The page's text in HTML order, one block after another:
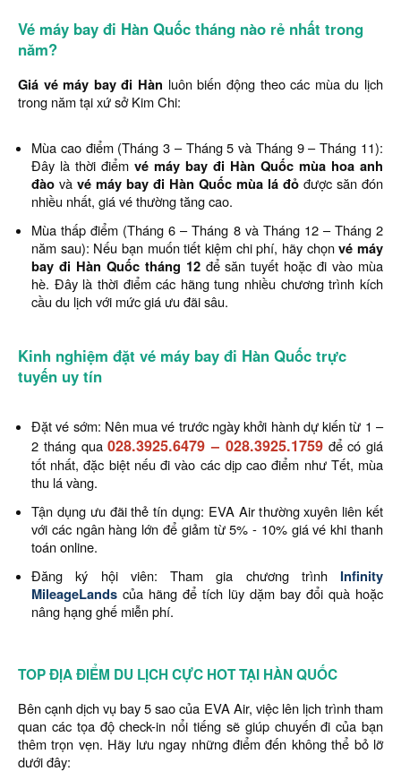
Vé máy bay đi Hàn Quốc tháng nào rẻ nhất trong
năm?
Giá vé máy bay đi Hàn luôn biến động theo các mùa du lịch
trong năm tại xứ sở Kim Chi:
Mùa cao điểm (Tháng 3 – Tháng 5 và Tháng 9 – Tháng 11):
Đây là thời điểm vé máy bay đi Hàn Quốc mùa hoa anh
đào và vé máy bay đi Hàn Quốc mùa lá đỏ được săn đón
nhiều nhất, giá vé thường tăng cao.
Mùa thấp điểm (Tháng 6 – Tháng 8 và Tháng 12 – Tháng 2
năm sau): Nếu bạn muốn tiết kiệm chi phí, hãy chọnvé máy
bay đi Hàn Quốc tháng 12 để săn tuyết hoặc đi vào mùa
hè. Đây là thời điểm các hãng tung nhiều chương trình kích
cầu du lịch với mức giá ưu đãi sâu.
Kinh nghiệm đặt vé máy bay đi Hàn Quốc trực
tuyến uy tín
Đặt vé sớm: Nên mua vé trước ngày khởi hành dự kiến từ 1 –
2 tháng qua028.3925.6479 – 028.3925.1759 để có giá
tốt nhất, đặc biệt nếu đi vào các dịp cao điểm như Tết, mùa
thu lá vàng.
Tận dụng ưu đãi thẻ tín dụng: EVA Air thường xuyên liên kết
với các ngân hàng lớn để giảm từ 5% - 10% giá vé khi thanh
toán online.
Đăng ký hội viên: Tham gia chương trình Infinity
MileageLands của hãng để tích lũy dặm bay đổi quà hoặc
nâng hạng ghế miễn phí.
TOP ĐỊA ĐIỂM DU LỊCH CỰC HOT TẠI HÀN QUỐC
Bên cạnh dịch vụ bay 5 sao của EVA Air, việc lên lịch trình tham
quan các tọa độ check-in nổi tiếng sẽ giúp chuyến đi của bạn
thêm trọn vẹn. Hãy lưu ngay những điểm đến không thể bỏ lỡ
dưới đây: